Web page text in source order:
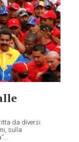
da diversi
sulla